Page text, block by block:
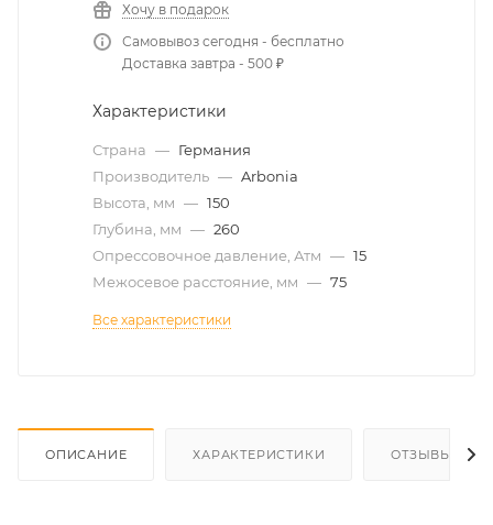
Хочу в подарок
Самовывоз сегодня - бесплатно
Доставка завтра - 500 ₽
Характеристики
Страна — Германия
Производитель — Arbonia
Высота, мм — 150
Глубина, мм — 260
Опрессовочное давление, Атм — 15
Межосевое расстояние, мм — 75
Все характеристики
ОПИСАНИЕ ХАРАКТЕРИСТИКИ ОТЗЫВЫ